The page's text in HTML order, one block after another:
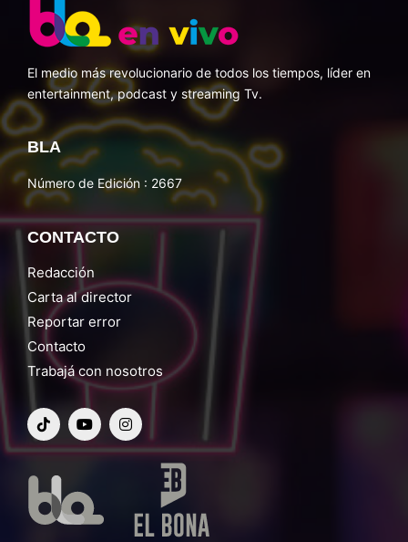
El medio más revolucionario de todos los tiempos, líder en
entertainment, podcast y streaming Tv.
BLA
Número de Edición : 2667
CONTACTO
Redacción
Carta al director
Reportar error
Contacto
Trabajá con nosotros